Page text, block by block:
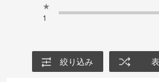
★
1
絞り込み